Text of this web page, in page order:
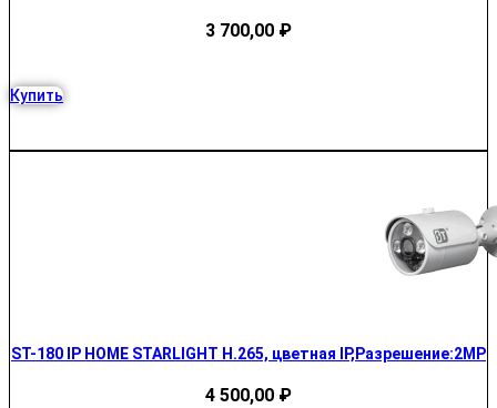
3 700,00 ₽
Купить
ST-180 IP HOME STARLIGHT H.265, цветная IP,Разрешение:2MP
4 500,00 ₽